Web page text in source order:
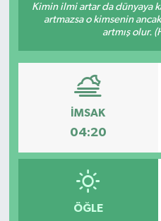
Kimin ilmi artar da dünyaya
artmazsa o kimsenin
artmış olur.
İMSAK
04:20
ÖĞLE